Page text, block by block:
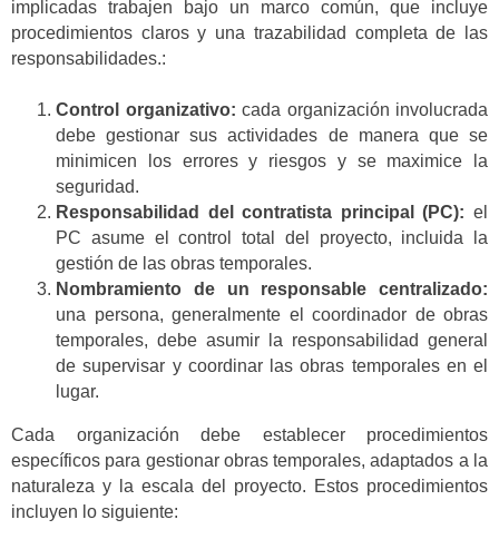
implicadas trabajen bajo un marco común, que incluye
procedimientos claros y una trazabilidad completa de las
responsabilidades.:
Control organizativo: cada organización involucrada
debe gestionar sus actividades de manera que se
minimicen los errores y riesgos y se maximice la
seguridad.
Responsabilidad del contratista principal (PC): el
PC asume el control total del proyecto, incluida la
gestión de las obras temporales.
Nombramiento de un responsable centralizado:
una persona, generalmente el coordinador de obras
temporales, debe asumir la responsabilidad general
de supervisar y coordinar las obras temporales en el
lugar.
Cada organización debe establecer procedimientos
específicos para gestionar obras temporales, adaptados a la
naturaleza y la escala del proyecto. Estos procedimientos
incluyen lo siguiente: